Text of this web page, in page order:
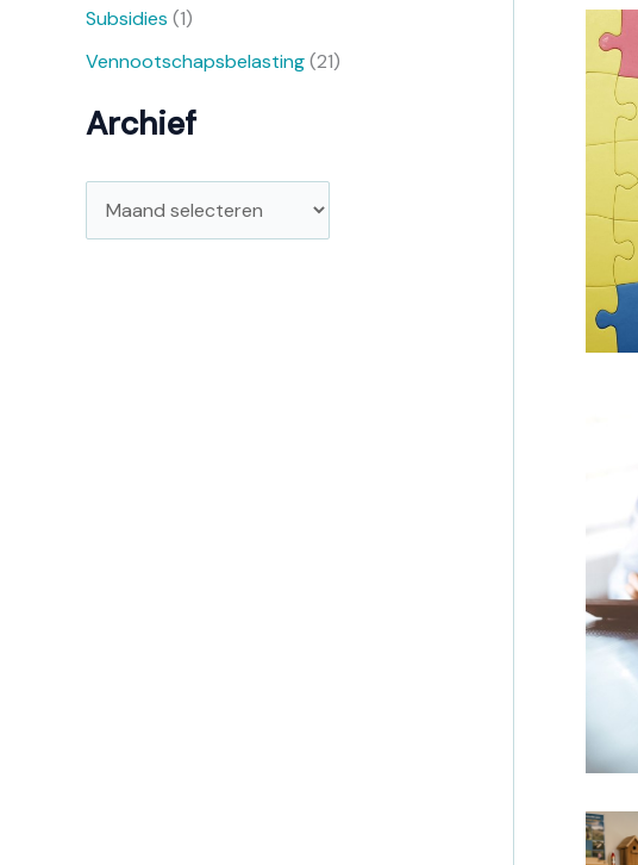
Subsidies (1)
Vennootschapsbelasting(21)
Archief